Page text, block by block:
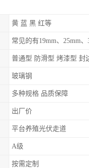
黄 蓝 黑 红等
玻璃钢
多种规格 品质保障
出厂价
平台养殖光伏走道
A级
按需定制